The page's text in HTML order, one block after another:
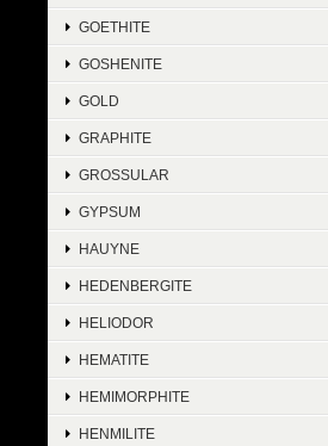
GOETHITE
GOSHENITE
GOLD
GRAPHITE
GROSSULAR
GYPSUM
HAUYNE
HEDENBERGITE
HELIODOR
HEMATITE
HEMIMORPHITE
HENMILITE